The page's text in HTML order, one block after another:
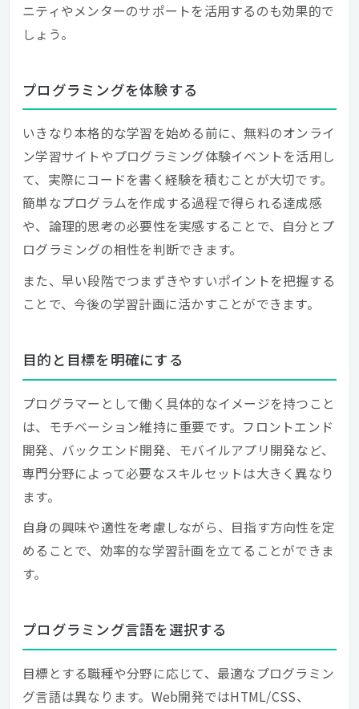
ニティやメンターのサポートを活用するのも効果的で
しょう。
プログラミングを体験する
いきなり本格的な学習を始める前に、無料のオンライ
ン学習サイトやプログラミング体験イベントを活用し
て、実際にコードを書く経験を積むことが大切です。
簡単なプログラムを作成する過程で得られる達成感
や、論理的思考の必要性を実感することで、自分とプ
ログラミングの相性を判断できます。
また、早い段階でつまずきやすいポイントを把握する
ことで、今後の学習計画に活かすことができます。
目的と目標を明確にする
プログラマーとして働く具体的なイメージを持つこと
は、モチベーション維持に重要です。フロントエンド
開発、バックエンド開発、モバイルアプリ開発など、
専門分野によって必要なスキルセットは大きく異なり
ます。
自身の興味や適性を考慮しながら、目指す方向性を定
めることで、効率的な学習計画を立てることができま
す。
プログラミング言語を選択する
目標とする職種や分野に応じて、最適なプログラミン
グ言語は異なります。Web開発ではHTML/CSS、